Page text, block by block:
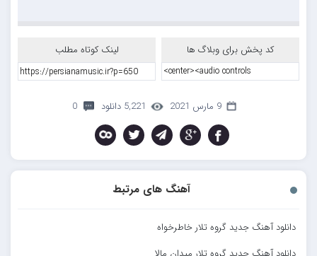
کد پخش برای وبلاگ ها لینک کوتاه مطلب
9 مارس 2021 5,221 دانلود 0
آهنگ های مرتبط
دانلود آهنگ جدید گروه تلار خاطرخواه